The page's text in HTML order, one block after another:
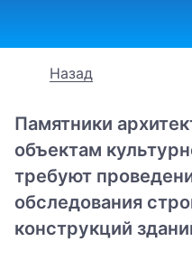
Назад
Памятники
объектам
требуют
обследования
конструкций